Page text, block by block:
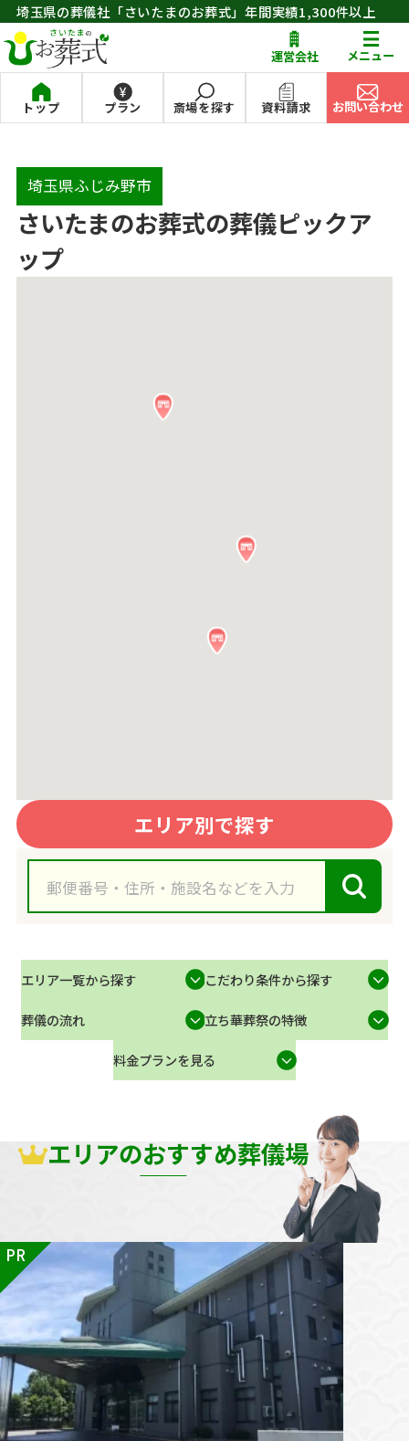
埼玉県の葬儀社「さいたまのお葬式」年間実績1,300件以上
運営会社 メニュー
お問い合わせ
トップ プラン 斎場を探す 資料請求 お問い合わせ
埼玉県ふじみ野市
さいたまのお葬式の葬儀ピックア
ップ
エリア別で探す
エリア一覧から探す こだわり条件から探す
葬儀の流れ 立ち華葬祭の特徴
料金プランを見る
エリアのおすすめ葬儀場
PR